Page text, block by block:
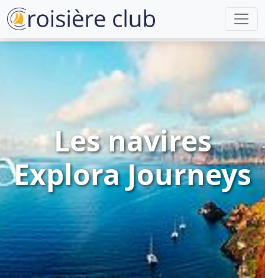
Les navires
Explora Journeys